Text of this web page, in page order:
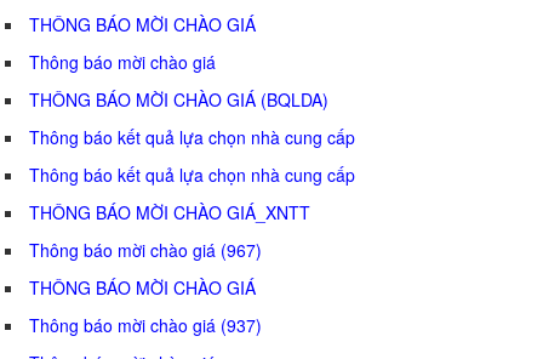
THÔNG BÁO MỜI CHÀO GIÁ
Thông báo mời chào giá
THÔNG BÁO MỜI CHÀO GIÁ (BQLDA)
Thông báo kết quả lựa chọn nhà cung cấp
Thông báo kết quả lựa chọn nhà cung cấp
THÔNG BÁO MỜI CHÀO GIÁ_XNTT
Thông báo mời chào giá (967)
THÔNG BÁO MỜI CHÀO GIÁ
Thông báo mời chào giá (937)